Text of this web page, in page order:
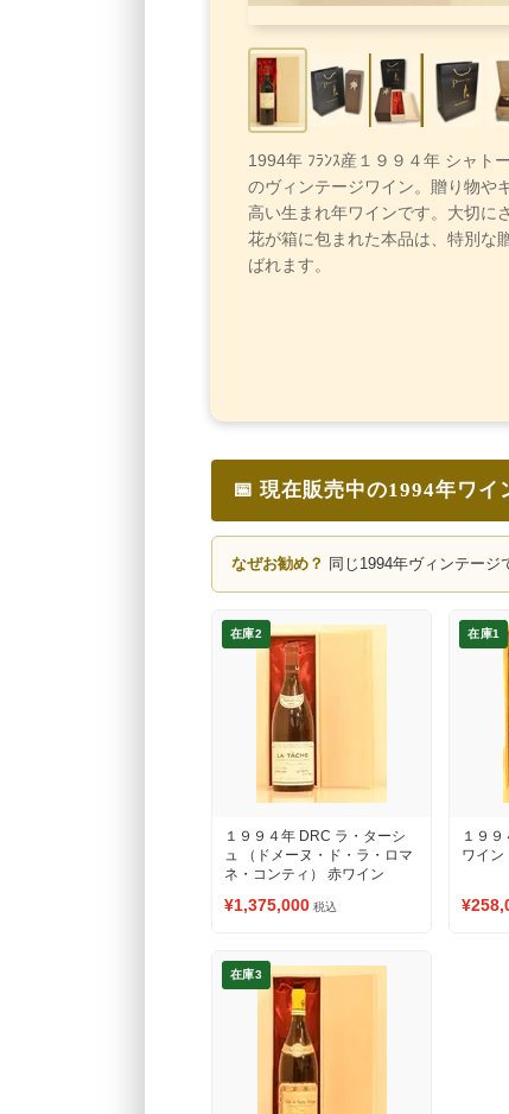
1994年 ﾌﾗﾝｽ産１９９４年 シャト
のヴィンテージワイン。贈り物や
高い生まれ年ワインです。大切に
花が箱に包まれた本品は、特別な
ばれます。
📅 現在販売中の1994年ワイ
なぜお勧め？ 同じ1994年ヴィンテージ
在庫2
１９９４年 DRC ラ・ターシ
ュ （ドメーヌ・ド・ラ・ロマ
ネ・コンティ） 赤ワイン
¥1,375,000 税込
在庫1
１９
ワイン
在庫3